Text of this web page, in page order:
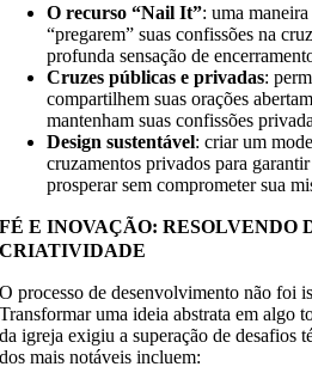
O recurso “Nail It”:uma
“pregarem” suas confissões na
profunda sensação de
Cruzes públicas e privadas:
compartilhem suas orações
mantenham suas confissões
Design sustentável:criar um
cruzamentos privados para
prosperar sem comprometer sua
FÉ E INOVAÇÃO: RESOLVENDO
CRIATIVIDADE
O processo de desenvolvimento não foi
Transformar uma ideia abstrata em algo
da igreja exigiu a superação de desafios
dos mais notáveis incluem: